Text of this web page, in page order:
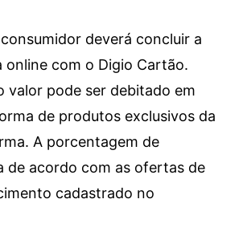
deverá concluir a
online com o Digio Cartão.
valor pode ser debitado em
de produtos exclusivos da
A porcentagem de
de acordo com as ofertas de
cadastrado no